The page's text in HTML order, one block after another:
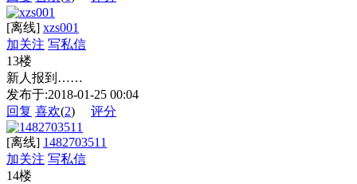
[离线] xzs001
加关注 写私信
13楼
新人报到……
发布于:2018-01-25 00:04
回复 喜欢(2) 评分
[离线] 1482703511
加关注 写私信
14楼